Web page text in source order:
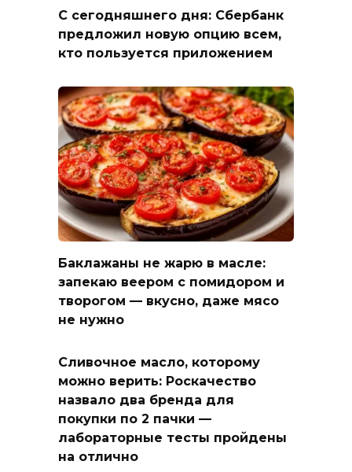
С сегодняшнего дня: Сбербанк
предложил новую опцию всем,
кто пользуется приложением
Баклажаны не жарю в масле:
запекаю веером с помидором и
творогом — вкусно, даже мясо
не нужно
Сливочное масло, которому
можно верить: Роскачество
назвало два бренда для
покупки по 2 пачки —
лабораторные тесты пройдены
на отлично